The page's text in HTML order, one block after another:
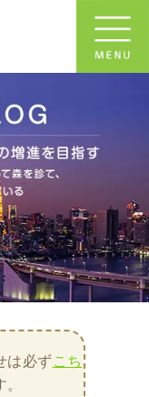
は必ずこち